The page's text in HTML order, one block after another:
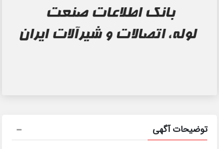
توضیحات آگهی